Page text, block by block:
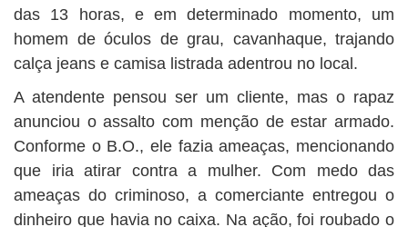
das 13 horas, e em determinado momento, um
homem de óculos de grau, cavanhaque, trajando
calça jeans e camisa listrada adentrou no local.
A atendente pensou ser um cliente, mas o rapaz
anunciou o assalto com menção de estar armado.
Conforme o B.O., ele fazia ameaças, mencionando
que iria atirar contra a mulher. Com medo das
ameaças do criminoso, a comerciante entregou o
dinheiro que havia no caixa. Na ação, foi roubado o